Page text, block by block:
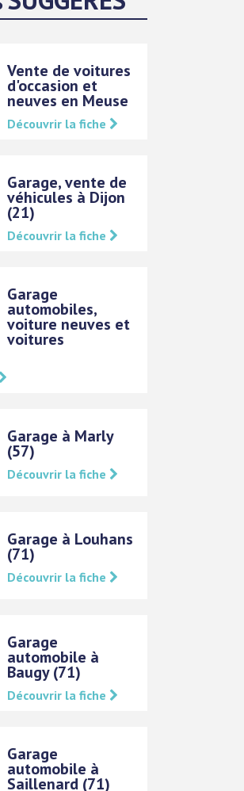
Vente de voitures
d'occasion et
neuves en Meuse
Découvrir la fiche
Garage, vente de
véhicules à Dijon
(21)
Découvrir la fiche
Garage
automobiles,
voiture neuves et
voitures
Garage à Marly
(57)
Découvrir la fiche
Garage à Louhans
(71)
Découvrir la fiche
Garage
automobile à
Baugy (71)
Découvrir la fiche
Garage
automobile à
Saillenard (71)